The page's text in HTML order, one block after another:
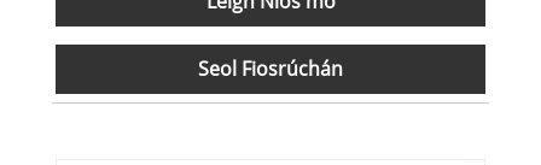
Seol Fiosrúchán